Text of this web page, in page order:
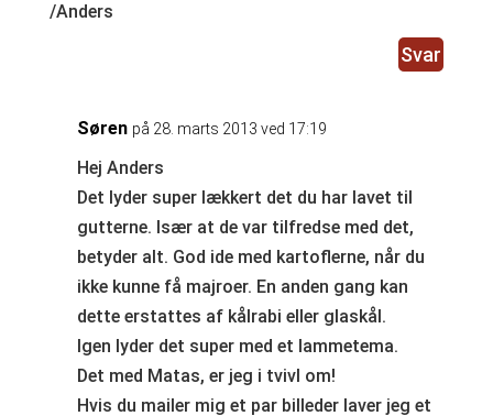
/Anders
Svar
Søren på 28. marts 2013 ved 17:19
Hej Anders
Det lyder super lækkert det du har lavet til
gutterne. Især at de var tilfredse med det,
betyder alt. God ide med kartoflerne, når du
ikke kunne få majroer. En anden gang kan
dette erstattes af kålrabi eller glaskål.
Igen lyder det super med et lammetema.
Det med Matas, er jeg i tvivl om!
Hvis du mailer mig et par billeder laver jeg et